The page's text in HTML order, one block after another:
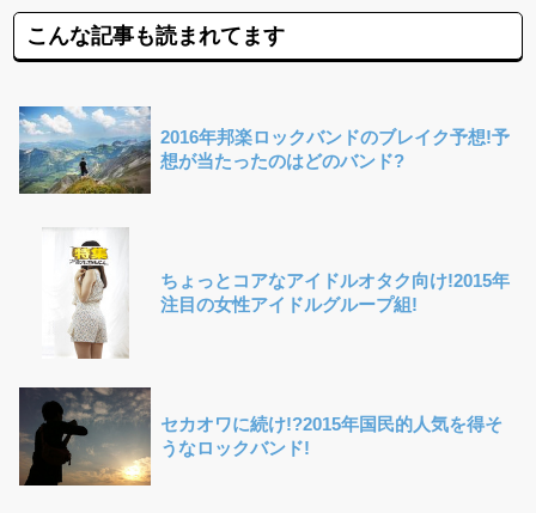
こんな記事も読まれてます
2016年邦楽ロックバンドのブレイク予想!予
想が当たったのはどのバンド?
ちょっとコアなアイドルオタク向け!2015年
注目の女性アイドルグループ組!
セカオワに続け!?2015年国民的人気を得そ
うなロックバンド!